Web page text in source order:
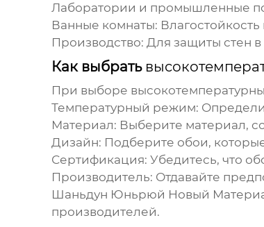
Лаборатории и промышленные
Ванные комнаты:
Производство: Для защиты стен
Как выбрать
При выборе
Температурный режим:
Материал: Выберите материал,
Дизайн: Подберите обои,
Сертификация: Убедитесь, что
Производитель: Отдавайте
Шаньдун Юньрюй Новый
производителей.